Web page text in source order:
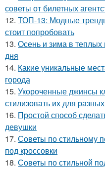
советы от билетных
12. ТОП-13: Модные
стоит попробовать
13. Осень и зима в теплых
дня
14. Какие уникальные
города
15. Укороченные джинсы
стилизовать их для
16. Простой способ
девушки
17. Советы по стильному
под кроссовки
18. Советы по стильной